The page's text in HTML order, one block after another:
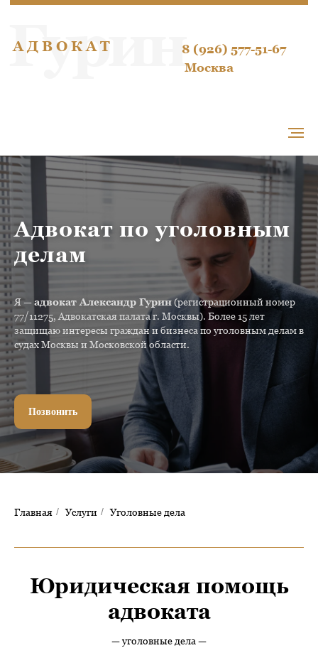
Гурин
Адвокат по уголовным
делам
Я —адвокат Александр Гурин(регистрационный номер
77/11275, Адвокатская палата г. Москвы). Более 15 лет
защищаю интересы граждан и бизнеса по уголовным делам в
судах Москвы и Московской области.
Позвонить
Главная / Услуги / Уголовные дела
Юридическая помощь
адвоката
— уголовные дела —